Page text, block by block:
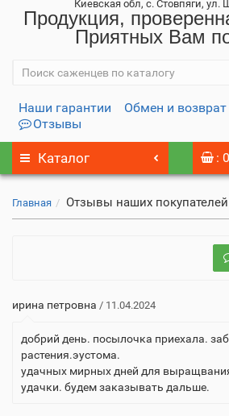
Киевская обл, с. Стовпяги, ул.
Продукция,
Приятных Вам
Наши гарантии
Обмен и возврат
Отзывы
Каталог : 0
Главная Отзывы наших покупателей
ирина петровна / 11.04.2024
добрий день. посылочка приехала.
растения.эустома.
удачных мирных дней для
удачки. будем заказывать дальше.